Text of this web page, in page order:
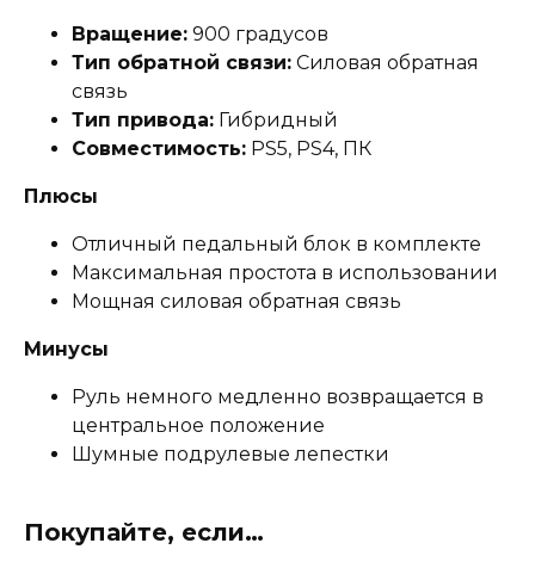
Вращение: 900 градусов
Тип обратной связи: Силовая обратная
связь
Тип привода: Гибридный
Совместимость: PS5, PS4, ПК
Плюсы
Отличный педальный блок в комплекте
Максимальная простота в использовании
Мощная силовая обратная связь
Минусы
Руль немного медленно возвращается в
центральное положение
Шумные подрулевые лепестки
Покупайте, если…